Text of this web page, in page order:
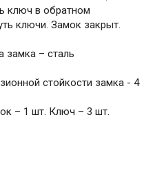
ключ в обратном
ключи. Замок закрыт.
замка – сталь
стойкости замка - 4
– 1 шт. Ключ – 3 шт.